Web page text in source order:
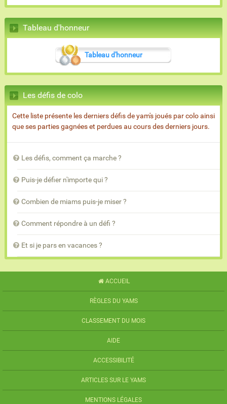
Tableau d'honneur
Tableau d'honneur
Les défis de colo
Cette liste présente les derniers défis de yam's joués par colo ainsi
que ses parties gagnées et perdues au cours des derniers jours.
Les défis, comment ça marche ?
Puis-je défier n'importe qui ?
Combien de miams puis-je miser ?
Comment répondre à un défi ?
Et si je pars en vacances ?
ACCUEIL
RÈGLES DU YAMS
CLASSEMENT DU MOIS
AIDE
ACCESSIBILITÉ
ARTICLES SUR LE YAMS
MENTIONS LÉGALES